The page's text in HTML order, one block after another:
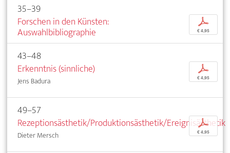
35–39
Forschen in den Künsten:
Auswahlbibliographie
p
€ 4,95
43–48
Erkenntnis (sinnliche)
Jens Badura
p
€ 4,95
49–57
Rezeptionsästhetik/Produktionsästhetik/Ereignisästhetik
Dieter Mersch
p
€ 4,95